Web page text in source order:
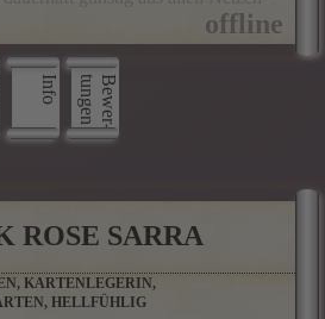
Info B
e
w
e
r
­
t
u
n
g
e
n
ROSE SARRA
KARTENLEGERIN,
HELLFÜHLIG